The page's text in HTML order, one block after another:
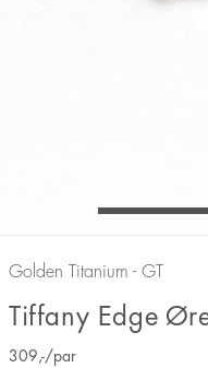
Golden Titanium - GT
Tiffany Edge
309 ,-/par